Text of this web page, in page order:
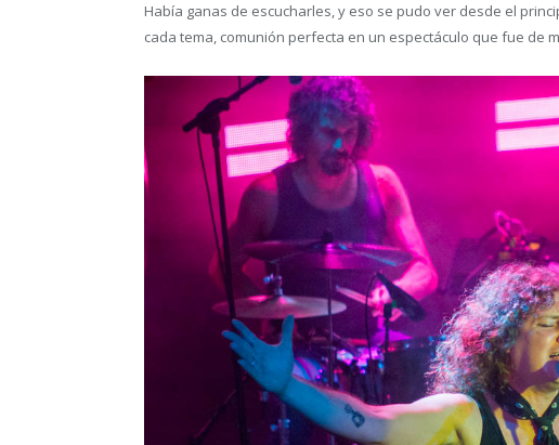
Había ganas de escucharles, y eso se pudo ver desde el
cada tema, comunión perfecta en un espectáculo que fue de